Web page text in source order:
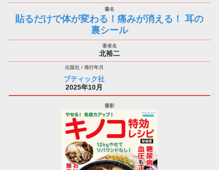
貼るだけで体が変わる！痛みが消える！ 耳の
裏シール
北裕二
ブティック社
2025年10月